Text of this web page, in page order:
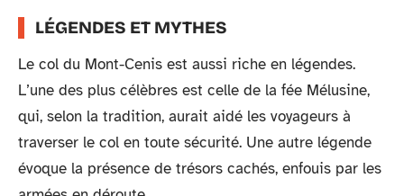
LÉGENDES ET MYTHES
Le col du Mont-Cenis est aussi riche en légendes.
L’une des plus célèbres est celle de la fée Mélusine,
qui, selon la tradition, aurait aidé les voyageurs à
traverser le col en toute sécurité. Une autre légende
évoque la présence de trésors cachés, enfouis par les